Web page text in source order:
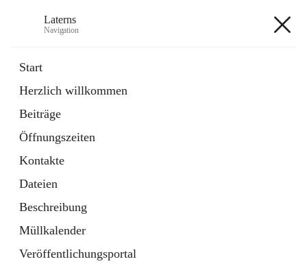
Laterns
Navigation
Start
Herzlich willkommen
Beiträge
Öffnungszeiten
Kontakte
Dateien
Beschreibung
Müllkalender
Veröffentlichungsportal
11 Schnellzugriffe
Soziales
1 Schnellzugriff